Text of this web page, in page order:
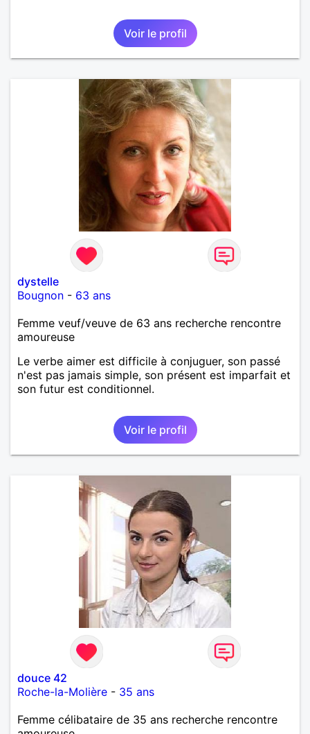
Voir le profil
dystelle
Bougnon - 63 ans
Femme veuf/veuve de 63 ans recherche rencontre
amoureuse
Le verbe aimer est difficile à conjuguer, son passé
n'est pas jamais simple, son présent est imparfait et
son futur est conditionnel.
Voir le profil
douce 42
Roche-la-Molière - 35 ans
Femme célibataire de 35 ans recherche rencontre